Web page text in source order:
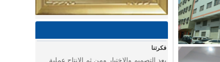
يوم في ورشة عمل تجميع عربة الأطفال
يوم في ورشة عمل تجميع عربة الأطفال
يعد التصميم والاختبار ومن ثم الإنتاج عملية
حاسمة بالنسبة للمصانع.